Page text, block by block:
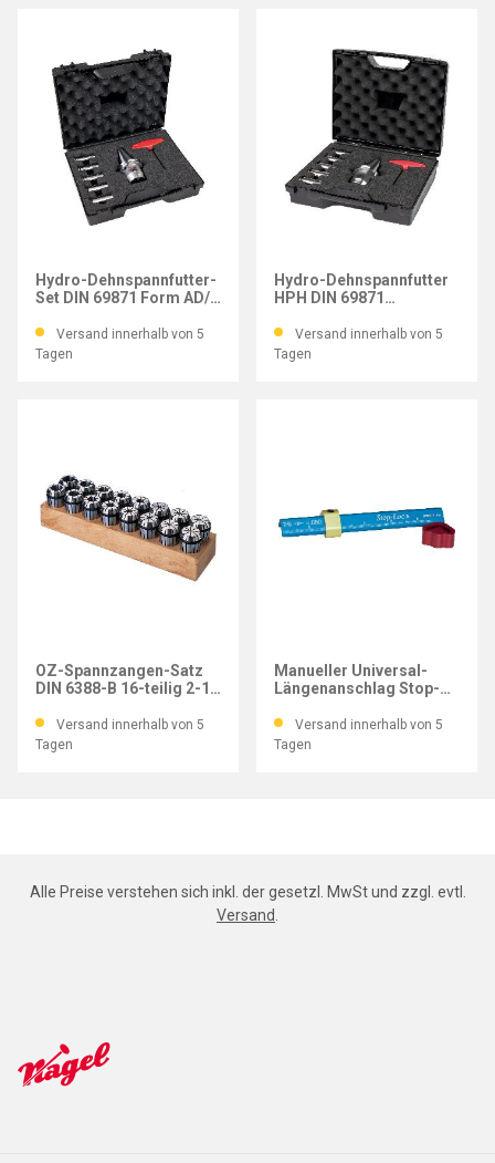
Hydro-Dehnspannfutter-
Set DIN 69871 Form AD/B
Versand innerhalb von 5
Tagen
Hydro-Dehnspannfutter
HPH DIN 69871
6-teilig
Versand innerhalb von 5
Tagen
OZ-Spannzangen-Satz
DIN 6388-B 16-teilig 2-16
Versand innerhalb von 5
Tagen
Manueller Universal-
Längenanschlag Stop-
Versand innerhalb von 5
Tagen
Alle Preise verstehen sich inkl. der gesetzl. MwSt und zzgl. evtl.
Versand